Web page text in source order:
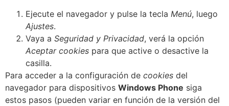
Ejecute el navegador y pulse la tecla Menú, luego
Ajustes.
Vaya a Seguridad y Privacidad, verá la opción
Aceptar cookies para que active o desactive la
casilla.
Para acceder a la configuración de cookies del
navegador para dispositivos Windows Phone siga
estos pasos (pueden variar en función de la versión del